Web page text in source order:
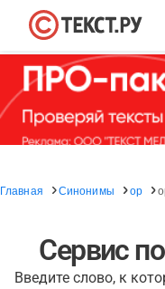
Главная Синонимы ор
Сервис
Введите слово, к